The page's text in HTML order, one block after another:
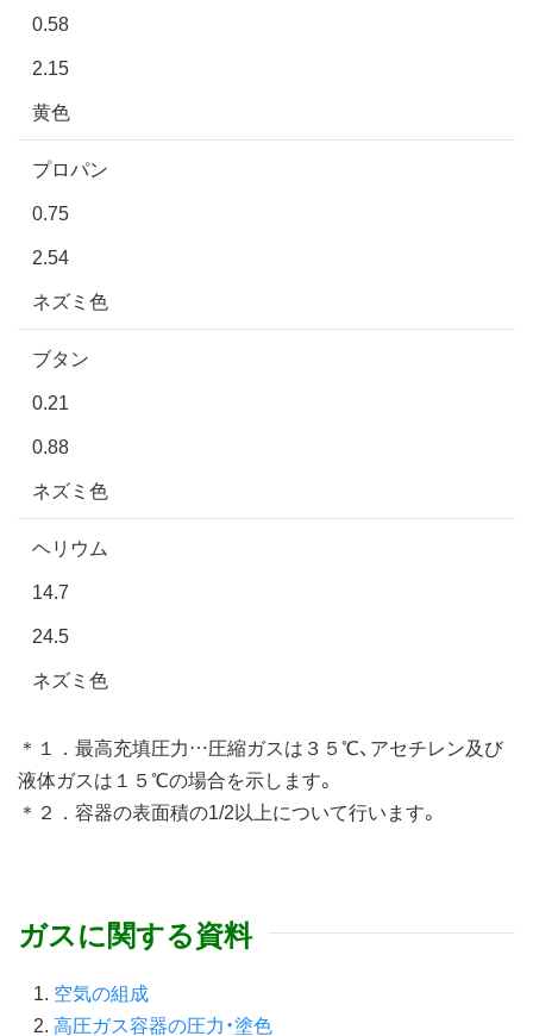
0.58
2.15
黄色
プロパン
0.75
2.54
ネズミ色
ブタン
0.21
0.88
ネズミ色
ヘリウム
14.7
24.5
ネズミ色
＊１．最高充填圧力…圧縮ガスは３５℃、アセチレン及び
液体ガスは１５℃の場合を示します。
＊２．容器の表面積の1/2以上について行います。
ガスに関する資料
空気の組成
高圧ガス容器の圧力・塗色